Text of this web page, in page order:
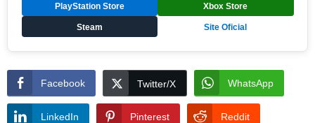
PlayStation Store Xbox Store
Steam Site Oficial
Facebook Twitter/X WhatsApp
LinkedIn Pinterest Reddit